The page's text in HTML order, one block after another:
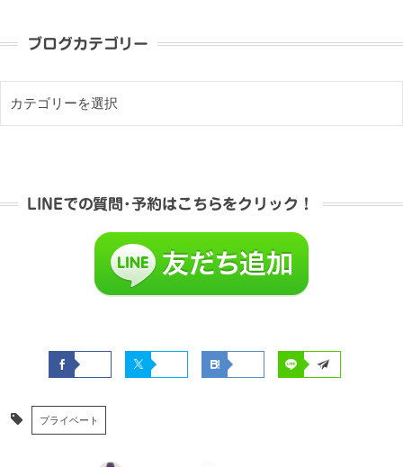
ブログカテゴリー
LINEでの質問･予約はこちらをクリック！
プライベート